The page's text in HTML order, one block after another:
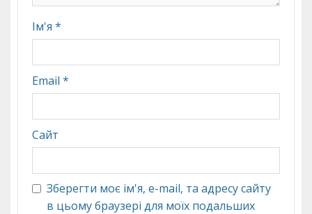
Ім'я *
Email *
Сайт
Зберегти моє ім'я, e-mail, та адресу сайту
в цьому браузері для моїх подальших